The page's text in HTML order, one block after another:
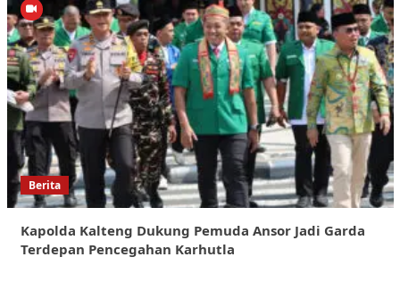
Berita
Kapolda Kalteng Dukung Pemuda Ansor Jadi Garda
Terdepan Pencegahan Karhutla